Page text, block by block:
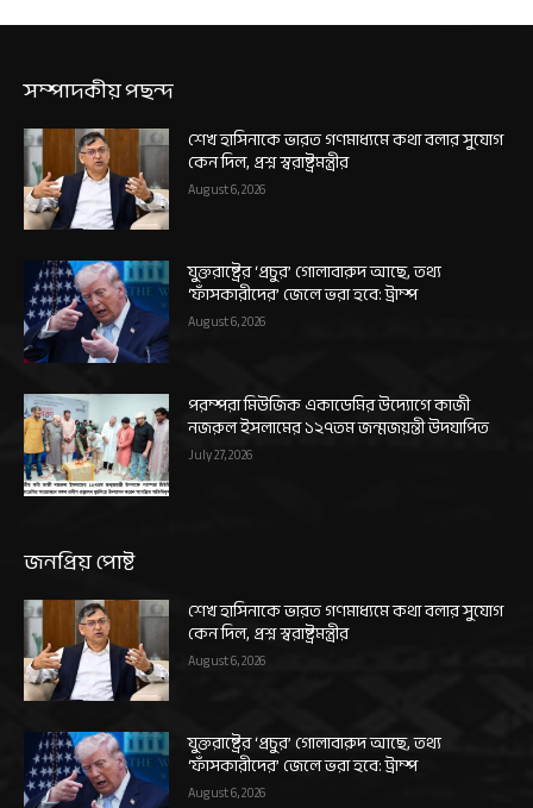
সম্পাদকীয় পছন্দ
শেখ হাসিনাকে ভারত গণমাধ্যমে কথা বলার সুযোগ
কেন দিল, প্রশ্ন স্বরাষ্ট্রমন্ত্রীর
August 6, 2026
যুক্তরাষ্ট্রের ‘প্রচুর’ গোলাবারুদ আছে, তথ্য
‘ফাঁসকারীদের’ জেলে ভরা হবে: ট্রাম্প
August 6, 2026
পরম্পরা মিউজিক একাডেমির উদ্যোগে কাজী
নজরুল ইসলামের ১২৭তম জন্মজয়ন্তী উদযাপিত
July 27, 2026
জনপ্রিয় পোষ্ট
শেখ হাসিনাকে ভারত গণমাধ্যমে কথা বলার সুযোগ
কেন দিল, প্রশ্ন স্বরাষ্ট্রমন্ত্রীর
August 6, 2026
যুক্তরাষ্ট্রের ‘প্রচুর’ গোলাবারুদ আছে, তথ্য
‘ফাঁসকারীদের’ জেলে ভরা হবে: ট্রাম্প
August 6, 2026